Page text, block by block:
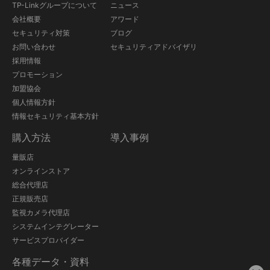
TP-Linkグループについて
会社概要
セキュリティ対策
お問い合わせ
採用情報
プロモーション
加盟協会
個人情報方針
情報セキュリティ基本方針
ニュース
アワード
ブログ
セキュリティアドバイザリ
購入方法
量販店
オンラインストア
総合代理店
正規販売店
監視カメラ代理店
システムインテグレーター
サービスプロバイダー
導入事例
各種データ・資料